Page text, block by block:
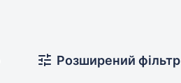
Розширений фільтр